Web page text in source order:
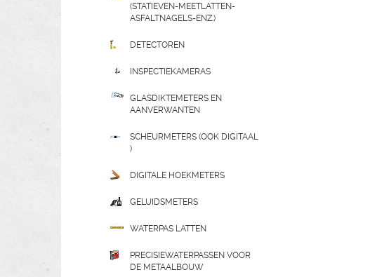
(STATIEVEN-MEETLATTEN-
ASFALTNAGELS-ENZ.)
DETECTOREN
INSPECTIEKAMERAS
GLASDIKTEMETERS EN
AANVERWANTEN
SCHEURMETERS (OOK DIGITAAL
)
DIGITALE HOEKMETERS
GELUIDSMETERS
WATERPAS LATTEN
PRECISIEWATERPASSEN VOOR
DE METAALBOUW